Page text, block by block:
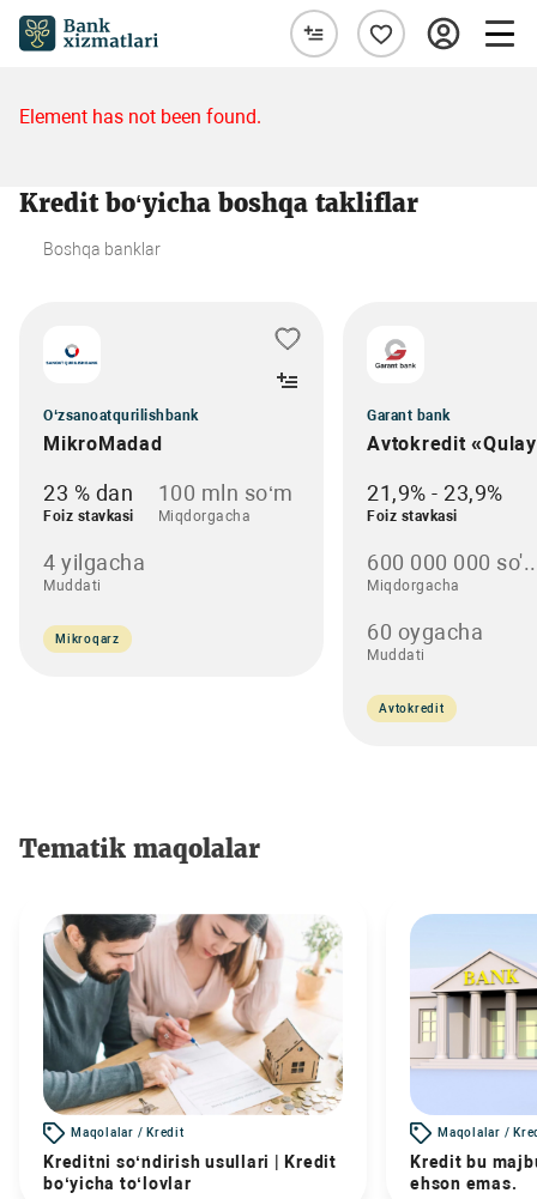
Element has not been found.
Kredit bo‘yicha boshqa takliflar
Boshqa banklar
O‘zsanoatqurilishbank
MikroMadad
23 % dan
Foiz stavkasi
100 mln so‘m
Miqdorgacha
4 yilgacha
Muddati
Mikroqarz
Garant bank
Avtokredit
21,9% - 23,9%
Foiz stavkasi
600 000 000
Miqdorgacha
60 oygacha
Muddati
Avtokredit
Tematik maqolalar
Maqolalar / Kredit
Kreditni so‘ndirish usullari | Kredit
bo‘yicha to‘lovlar
Maqolalar /
Kredit bu
ehson emas.